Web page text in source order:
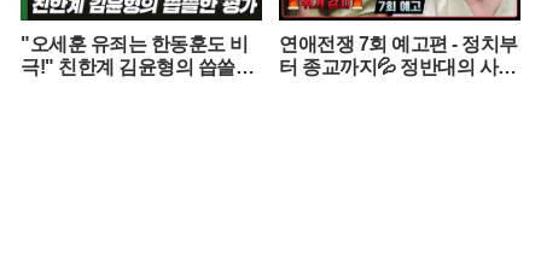
"오세훈 유죄는 한동훈도 비
극!" 친한계 김윤형의 씁쓸한
연애전쟁 7회 예고편 - 정치부
터 종교까지💦 정반대의 사상